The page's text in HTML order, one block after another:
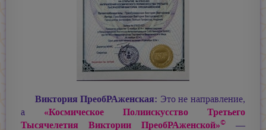
Виктория ПреобРАженская: Это не направление,
а «Космическое Полиискусство Третьего
Тысячелетия Виктории ПреобРАженской»©
—